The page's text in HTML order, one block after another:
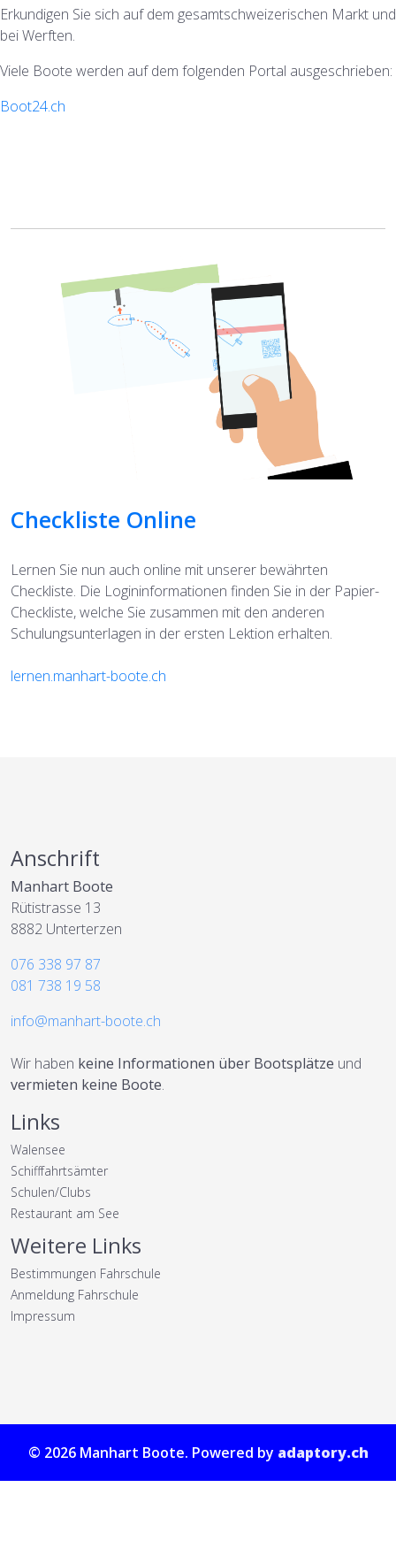
Erkundigen Sie sich auf dem gesamtschweizerischen Markt und
bei Werften.
Viele Boote werden auf dem folgenden Portal ausgeschrieben:
Boot24.ch
Checkliste Online
Lernen Sie nun auch online mit unserer bewährten
Checkliste. Die Logininformationen finden Sie in der Papier-
Checkliste, welche Sie zusammen mit den anderen
Schulungsunterlagen in der ersten Lektion erhalten.
lernen.manhart-boote.ch
Anschrift
Manhart Boote
Rütistrasse 13
8882 Unterterzen
076 338 97 87
081 738 19 58
info@manhart-boote.ch
Wir haben keine Informationen über Bootsplätze und
vermieten keine Boote.
Links
Walensee
Schifffahrtsämter
Schulen/Clubs
Restaurant am See
Weitere Links
Bestimmungen Fahrschule
Anmeldung Fahrschule
Impressum
© 2026 Manhart Boote. Powered by adaptory.ch